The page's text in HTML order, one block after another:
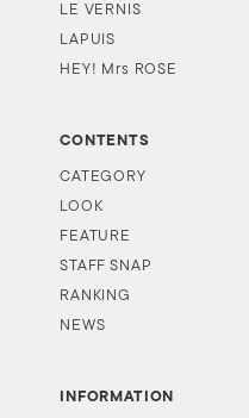
LE VERNIS
LAPUIS
HEY! Mrs ROSE
CONTENTS
CATEGORY
LOOK
FEATURE
STAFF SNAP
RANKING
NEWS
INFORMATION